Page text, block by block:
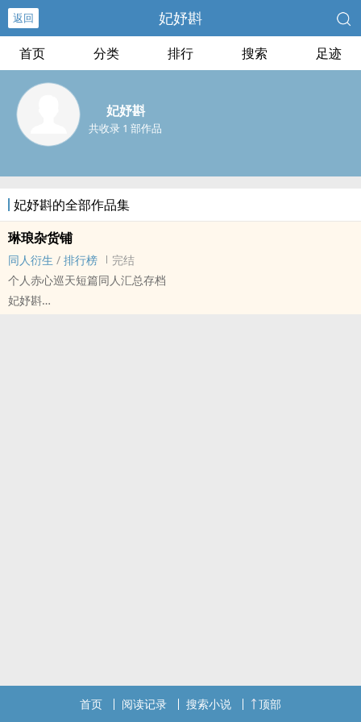
返回 妃妤斟
首页 分类 排行 搜索 足迹
妃妤斟
共收录 1 部作品
妃妤斟的全部作品集
琳琅杂货铺
‌‎‌同‎人‍‎衍生 / 排行榜
完结
个人赤心巡天短篇‌‎‌同‎人‍‎汇总存档
妃妤斟
首页 阅读记录 搜索小说 顶部